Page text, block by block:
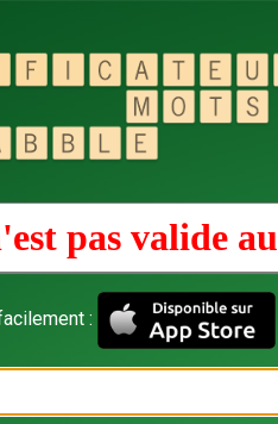
pas valide au
: